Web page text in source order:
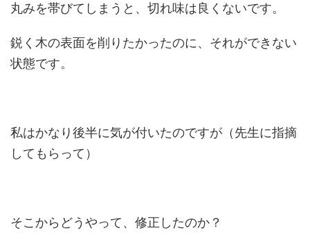
丸みを帯びてしまうと、切れ味は良くないです。
鋭く木の表面を削りたかったのに、それができない
状態です。
私はかなり後半に気が付いたのですが（先生に指摘
してもらって）
そこからどうやって、修正したのか？